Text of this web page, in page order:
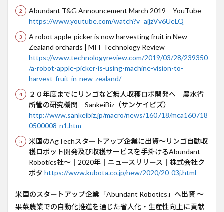
Abundant T&G Announcement March 2019 – YouTube
https://www.youtube.com/watch?v=aijzVv6UeLQ
A robot apple-picker is now harvesting fruit in New
Zealand orchards | MIT Technology Review
https://www.technologyreview.com/2019/03/28/239350
/a-robot-apple-picker-is-using-machine-vision-to-
harvest-fruit-in-new-zealand/
２０年度までにリンゴなど無人収穫ロボ開発へ 農水省
所管の研究機関 – SankeiBiz（サンケイビズ）
http://www.sankeibiz.jp/macro/news/160718/mca160718
0500008-n1.htm
米国のAgTechスタートアップ企業に出資～リンゴ自動収
穫ロボット開発及び収穫サービスを手掛けるAbundant
Robotics社～｜2020年｜ニュースリリース｜株式会社ク
ボタ https://www.kubota.co.jp/new/2020/20-03j.html
米国のスタートアップ企業「Abundant Robotics」へ出資 ～
果菜農業での自動化推進を通じた省人化・生産性向上に貢献